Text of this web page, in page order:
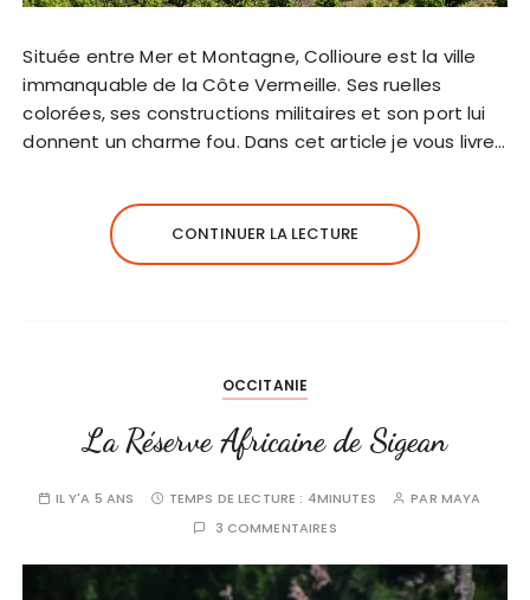
Située entre Mer et Montagne, Collioure est la ville
immanquable de la Côte Vermeille. Ses ruelles
colorées, ses constructions militaires et son port lui
donnent un charme fou. Dans cet article je vous livre…
CONTINUER LA LECTURE
OCCITANIE
La Réserve Africaine de Sigean
IL Y'A 5 ANS TEMPS DE LECTURE : 4MINUTES PAR MAYA
3 COMMENTAIRES